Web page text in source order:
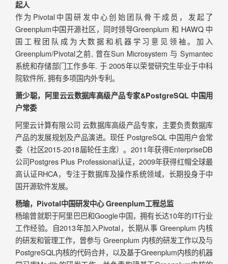
起人
作为Pivotal中国研发中心创始团队骨干成员，发起了
Greenplum中国开源社区，同时领导Greenplum 和 HAWQ 中
国工程团队成为大数据和机器学习意见领袖。加入
Greenplum/Pivotal之前, 曾在Sun Microsystem 与 Symantec
系统和存储部门工作多年. 于 2005年以荣誉研究生毕业于中科
院软件所, 拥有多项国内外专利。
萧少聪，阿里云云数据库高级产品专家&PostgreSQL 中国用
户常委
阿里云计算有限公司 云数据库高级产品专家，主要负责数据库
产品的发展规划及产品演进。现任 PostgreSQL 中国用户会常
委（社区2015-2018届轮任主席）。2011年获得EnterpriseDB
公司Postgres Plus Professional认证，2009年获得红帽全球最
高认证RHCA，专注于数据库及操作系统领域，长期投身于中
国开源软件发展。
杨瑜，Pivotal中国研发中心 Greenplum工程总监
杨瑜曾就职于阿里巴巴和Google中国，拥有长达10年的IT行业
工作经验。自2013年加入Pivotal，长期从事 Greenplum 内核
的研发和管理工作，曾参与 Greenplum 内核的研发工作以及与
PostgreSQL内核的代码合并，以及基于Greenplum内核的机器